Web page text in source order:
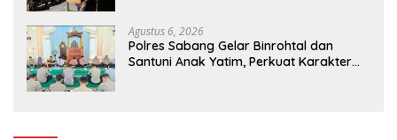
Agustus 6, 2026
Polres Sabang Gelar Binrohtal dan
Santuni Anak Yatim, Perkuat Karakter